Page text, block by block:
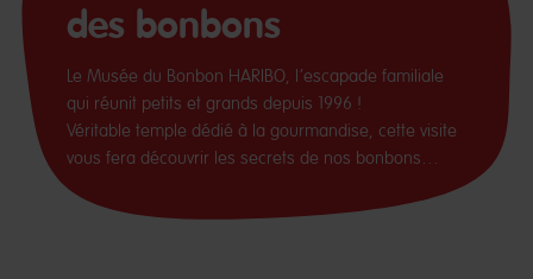
des bonbons
Le Musée du Bonbon HARIBO, l’escapade familiale
qui réunit petits et grands depuis 1996 !
Véritable temple dédié à la gourmandise, cette visite
vous fera découvrir les secrets de nos bonbons…